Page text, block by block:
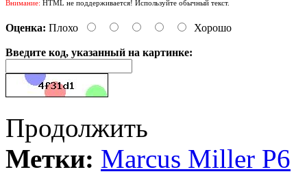
Внимание: HTML не поддерживается! Используйте обычный текст.
Оценка: Плохо Хорошо
Введите код, указанный на картинке:
Продолжить
Метки: Marcus Miller P6